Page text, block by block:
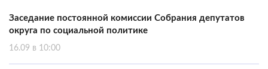
Заседание постоянной комиссии Собрания депутатов
округа по социальной политике
16.09 в 10:00